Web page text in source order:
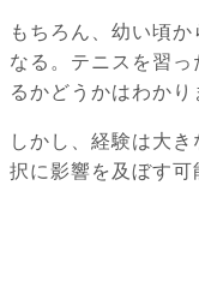
もちろん、幼い頃
なる。テニスを習
るかどうかはわかり
しかし、経験は大
択に影響を及ぼす可